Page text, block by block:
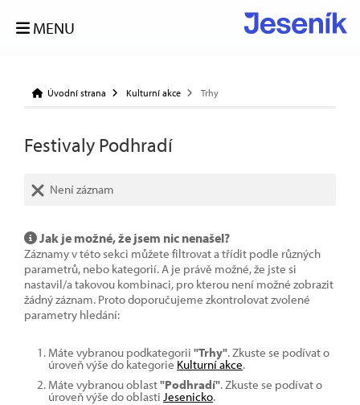
MENU
Úvodní strana Kulturní akce Trhy
Festivaly Podhradí
Není záznam
Jak je možné, že jsem nic nenašel?
Záznamy v této sekci můžete filtrovat a třídit podle různých
parametrů, nebo kategorií. A je právě možné, že jste si
nastavil/a takovou kombinaci, pro kterou není možné zobrazit
žádný záznam. Proto doporučujeme zkontrolovat zvolené
parametry hledání:
Máte vybranou podkategorii "Trhy". Zkuste se podívat o
úroveň výše do kategorie Kulturní akce.
Máte vybranou oblast"Podhradí". Zkuste se podívat o
úroveň výše do oblasti Jesenicko.